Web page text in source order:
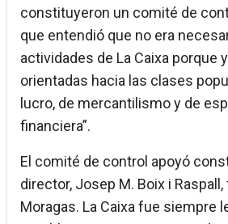
constituyeron un comité de
que entendió que no era
actividades de La Caixa porque
orientadas hacia las clases
lucro, de mercantilismo y de
financiera”.
El comité de control apoyó
director, Josep M. Boix i
Moragas. La Caixa fue siempre